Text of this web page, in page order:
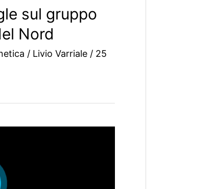
sul gruppo
Nord
/ Livio Varriale / 25